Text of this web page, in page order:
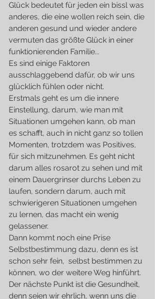
Glück bedeutet für jeden ein bissl was
anderes, die eine wollen reich sein, die
anderen gesund und wieder andere
vermuten das größte Glück in einer
funktionierenden Familie...
Es sind einige Faktoren
ausschlaggebend dafür, ob wir uns
glücklich fühlen oder nicht.
Erstmals geht es um die innere
Einstellung, darum, wie man mit
Situationen umgehen kann, ob man
es schafft, auch in nicht ganz so tollen
Momenten, trotzdem was Positives,
für sich mitzunehmen. Es geht nicht
darum alles rosarot zu sehen und mit
einem Dauergrinser durchs Leben zu
laufen, sondern darum, auch mit
schwierigeren Situationen umgehen
zu lernen, das macht ein wenig
gelassener.
Dann kommt noch eine Prise
Selbstbestimmung dazu, denn es ist
schon sehr fein,  selbst bestimmen zu
können, wo der weitere Weg hinführt.
Der nächste Punkt ist die Gesundheit,
denn seien wir ehrlich, wenn uns die